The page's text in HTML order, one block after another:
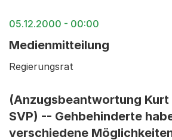
05.12.2000 - 00:00
Medienmitteilung
Regierungsrat
(Anzugsbeantwortung Kurt
SVP) -- Gehbehinderte
verschiedene